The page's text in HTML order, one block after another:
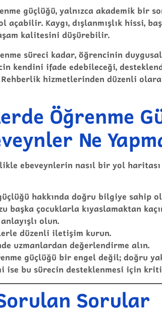
güçlüğü, yalnızca akademik bir
açabilir. Kaygı, dışlanmışlık hissi,
kalitesini düşürebilir.
süreci kadar, öğrencinin
kendini ifade edebileceği,
Rehberlik hizmetlerinden düzenli
Öğrenme
Ne
ebeveynlerin nasıl bir yol
hakkında doğru bilgiye sahip
başka çocuklarla kıyaslamaktan
olun.
düzenli iletişim kurun.
uzmanlardan değerlendirme alın.
güçlüğü bir engel değil; doğru
ise bu sürecin desteklenmesi için
Sorular